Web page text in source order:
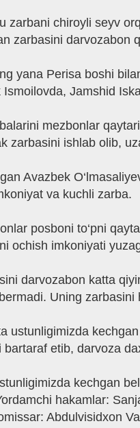
zarbani chiroyli seyv
zarbasini darvozabon
yana Perisa boshi
Jamshid
mezbonlar
zarbasini ishlab olib,
Avazbek
va kuchli zarba.
posboni to‘pni
ochish imkoniyati
darvozabon katta
Uning
ustunligimizda
bartaraf etib, darvoza
kechgan
hakamlar:
Abdulvisidxon